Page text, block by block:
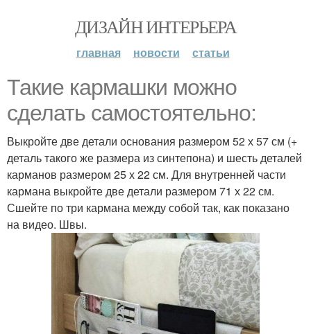
ДИЗАЙН ИНТЕРЬЕРА
главная новости статьи
Такие кармашки можно
сделать самостоятельно:
Выкройте две детали основания размером 52 х 57 см (+
деталь такого же размера из синтепона) и шесть деталей
карманов размером 25 х 22 см. Для внутренней части
кармана выкройте две детали размером 71 х 22 см.
Сшейте по три кармана между собой так, как показано
на видео. Швы.